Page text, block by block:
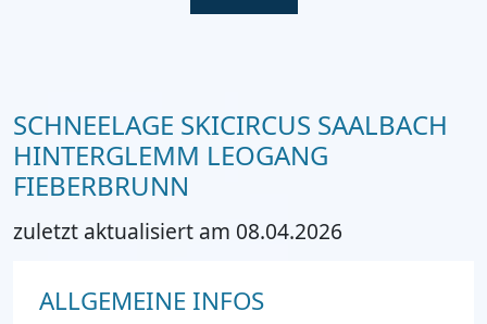
SCHNEELAGE SKICIRCUS SAALBACH
HINTERGLEMM LEOGANG
FIEBERBRUNN
zuletzt aktualisiert am 08.04.2026
ALLGEMEINE INFOS